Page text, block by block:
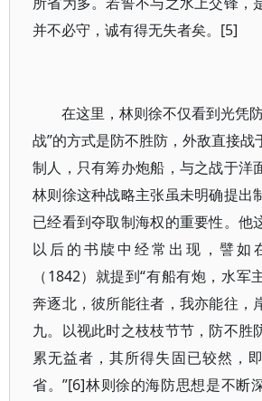
并不必守，诚有得无失者矣。[5]
在这里，林则徐不仅看到光凭
战”的方式是防不胜防，外敌直接战
制人，只有筹办炮船，与之战于洋
林则徐这种战略主张虽未明确提出
已经看到夺取制海权的重要性。他
以后的书牍中经常出现，譬如
（1842）就提到“有船有炮，水军
奔逐北，彼所能往者，我亦能往，
九。以视此时之枝枝节节，防不胜
累无益者，其所得失固已较然，
省。”[6]林则徐的海防思想是不断